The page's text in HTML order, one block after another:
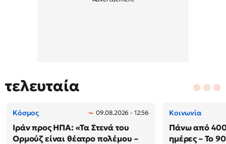
τελευταία
Κόσμος 09.08.2026 - 12:56
Ιράν προς ΗΠΑ: «Τα Στενά του
Ορμούζ είναι θέατρο πολέμου –
Κοινωνία
Πάνω από
ημέρες – Το